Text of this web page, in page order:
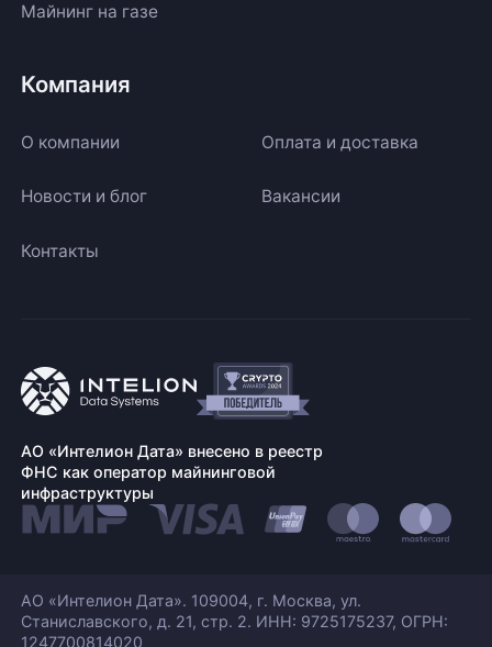
Майнинг на газе
Компания
О компании Оплата и доставка
Новости и блог Вакансии
Контакты
АО «Интелион Дата» внесено в реестр
ФНС как оператор майнинговой
инфраструктуры
АО «Интелион Дата». 109004, г. Москва, ул.
Станиславского, д. 21, стр. 2. ИНН: 9725175237, ОГРН:
1247700814020